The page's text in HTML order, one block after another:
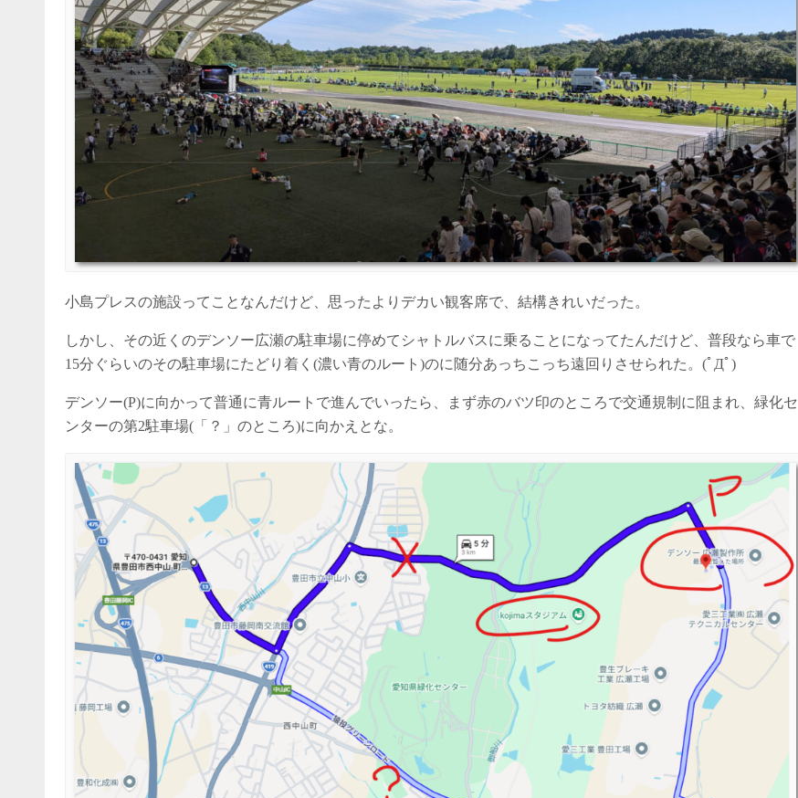
小島プレスの施設ってことなんだけど、思ったよりデカい観客席で、結構きれいだった。
しかし、その近くのデンソー広瀬の駐車場に停めてシャトルバスに乗ることになってたんだけど、普段なら車で
15分ぐらいのその駐車場にたどり着く(濃い青のルート)のに随分あっちこっち遠回りさせられた。(ﾟДﾟ)
デンソー(P)に向かって普通に青ルートで進んでいったら、まず赤のバツ印のところで交通規制に阻まれ、緑化セ
ンターの第2駐車場(「？」のところ)に向かえとな。